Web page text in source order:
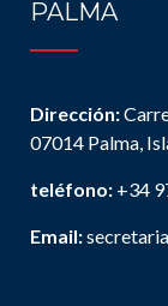
PALMA
Dirección:
07014 Palma,
teléfono: +34
Email: